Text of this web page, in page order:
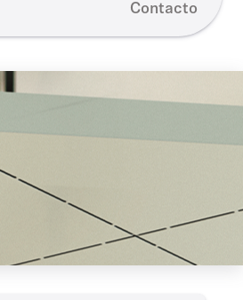
Contacto